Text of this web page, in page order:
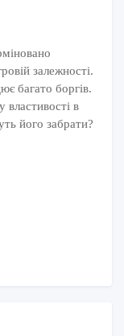
залежності.
багато боргів.
в
його забрати?